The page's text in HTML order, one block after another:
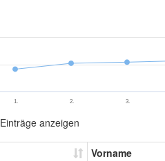
1. 2. 3.
Einträge anzeigen
Vorname